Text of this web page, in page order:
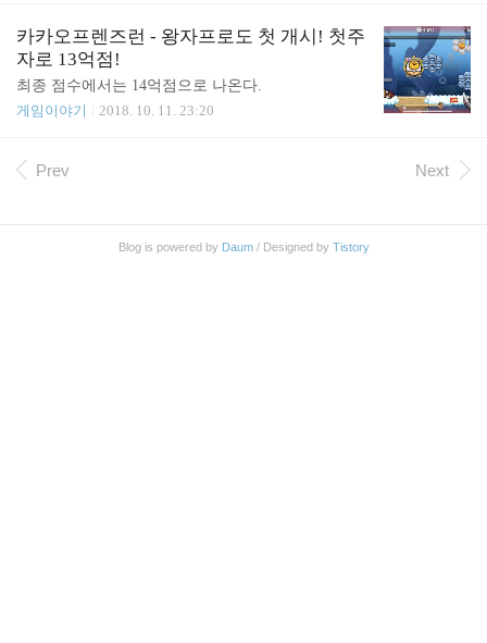
카카오프렌즈런 - 왕자프로도 첫 개시! 첫주
자로 13억점!
최종 점수에서는 14억점으로 나온다.
게임이야기
2018. 10. 11. 23:20
Prev Next
Blog is powered by Daum/ Designed by Tistory